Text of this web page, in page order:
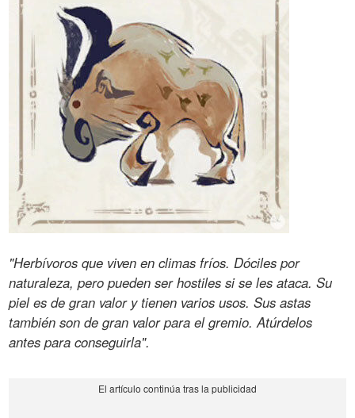
"Herbívoros que viven en climas fríos. Dóciles por
naturaleza, pero pueden ser hostiles si se les ataca. Su
piel es de gran valor y tienen varios usos. Sus astas
también son de gran valor para el gremio. Atúrdelos
antes para conseguirla".